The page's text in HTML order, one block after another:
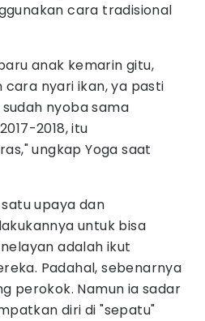
cara tradisional
anak kemarin gitu,
nyari ikan, ya pasti
nyoba sama
2018, itu
ungkap Yoga saat
upaya dan
untuk bisa
adalah ikut
Padahal, sebenarnya
perokok. Namun ia sadar
diri di "sepatu"